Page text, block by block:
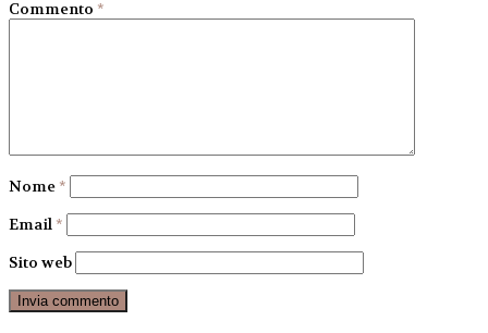
Commento *
Nome *
Email *
Sito web